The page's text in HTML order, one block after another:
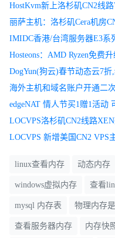
HostKvm新上洛杉矶CN2线
丽萨主机：洛杉矶Cera机房
IMIDC香港/台湾服务器E3系
海外主机和域名账户开通二
edgeNAT 情人节买1赠1活动
LOCVPS洛杉矶CN2线路
LOCVPS 新增美国CN2 VPS
linux查看内存 动态内存
windows虚拟内存 查看
mysql 内存表 物理内存
查看服务器内存 内存快